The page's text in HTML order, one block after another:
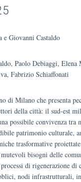
è:
e Giovanni Castaldo
Paolo Debiaggi, Elena
Fabrizio Schiaffonati
di Milano che presenta
della città: il sud-est
possibile convivenza tra
patrimonio culturale,
trasformative
bisogni delle
di rigenerazione
nodi infrastrutturali,